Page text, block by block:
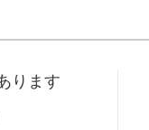
ります